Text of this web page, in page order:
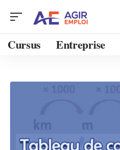
Cursus Entreprise